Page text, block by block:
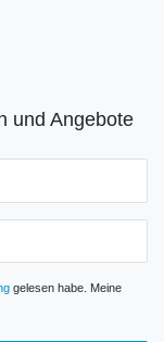
und Angebote
gelesen habe. Meine